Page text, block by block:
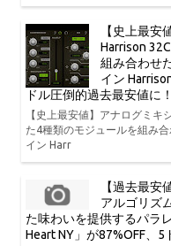
【史上最安
Harrison
組み合わせ
イン
ドル圧倒的過去最安値に
【史上最安値】アナログミ
た4種類のモジュールを組み
イン Harr
【過去最安
アルゴリズ
た味わいを提供するパラ
Heart NY」が87%OFF、5